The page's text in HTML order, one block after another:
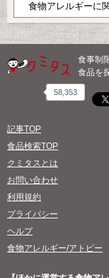
食物アレルギーに
食事制
食品を
58,353
記事TOP
食品検索TOP
クミタスとは
お問い合わせ
利用規約
プライバシー
ヘルプ
食物アレルギー/アトピー